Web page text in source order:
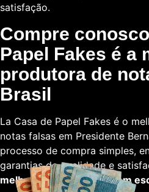
satisfação.
Compre
Papel Fakes é a
produtora de
Brasil
La Casa de Papel Fakes é o
notas falsas em Presidente
processo de compra simples,
garantias de qualidade e
melhores fornecedores em